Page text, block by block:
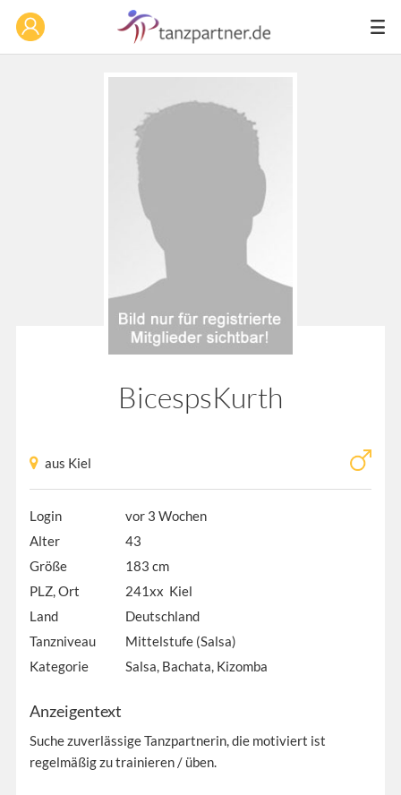
BicespsKurth
aus Kiel
Login
vor 3 Wochen
Alter
43
Größe
183 cm
PLZ, Ort
241xx Kiel
Land
Deutschland
Tanzniveau
Mittelstufe (Salsa)
Kategorie
Salsa, Bachata, Kizomba
Anzeigentext
Suche zuverlässige Tanzpartnerin, die motiviert ist
regelmäßig zu trainieren / üben.